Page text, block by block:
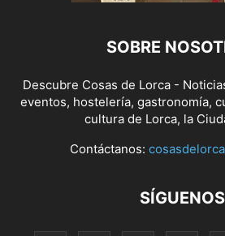
SOBRE
Descubre Cosas de Lorca -
eventos, hostelería, gastronomía,
cultura de Lorca, la
Contáctanos:
SÍGUENOS